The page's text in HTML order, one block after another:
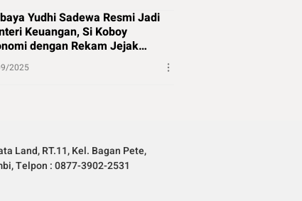
Yudhi Sadewa Resmi Jadi
Keuangan, Si Koboy
dengan Rekam Jejak
2025
Land, RT.11, Kel. Bagan Pete,
Telpon : 0877-3902-2531